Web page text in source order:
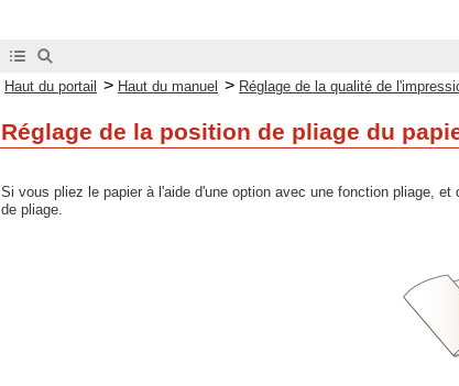
Haut du portail > Haut du manuel > Réglage de la qualité de
Réglage de la position de pliage du
Si vous pliez le papier à l'aide d'une option avec une fonction pliage,
de pliage.